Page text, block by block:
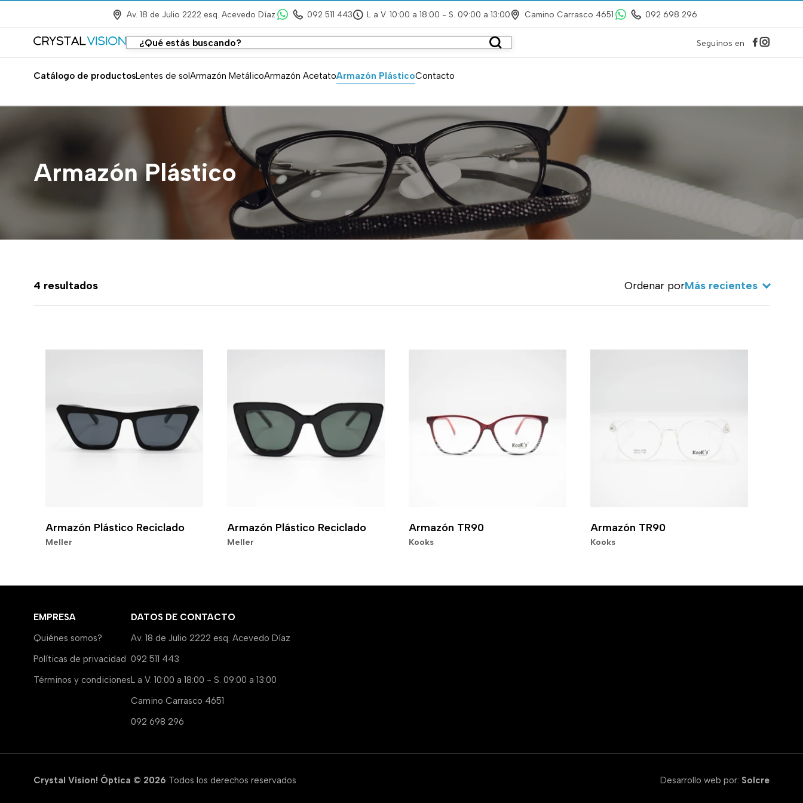
Av. 18 de Julio 2222 esq. Acevedo Díaz 092 511 443 L a V. 10:00 a 18:00 - S. 09:00 a 13:00 Camino Carrasco 4651 092 698 296
Seguínos en
Catálogo de productosLentes de solArmazón MetálicoArmazón AcetatoArmazón PlásticoContacto
Armazón Plástico
4 resultados Ordenar por
Armazón Plástico Reciclado
Meller
Armazón Plástico Reciclado
Meller
Armazón TR90
Kooks
Armazón TR90
Kooks
EMPRESA
Quiénes somos?
Políticas de privacidad
Términos y condiciones
DATOS DE CONTACTO
Av. 18 de Julio 2222 esq. Acevedo Díaz
092 511 443
L a V. 10:00 a 18:00 - S. 09:00 a 13:00
Camino Carrasco 4651
092 698 296
Crystal Vision! Óptica © 2026 Todos los derechos reservados Desarrollo web por: Solcre